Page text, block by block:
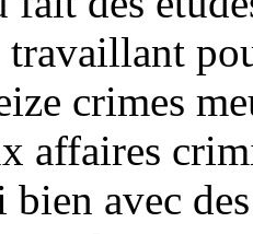
travaillant
crimes
affaires
avec